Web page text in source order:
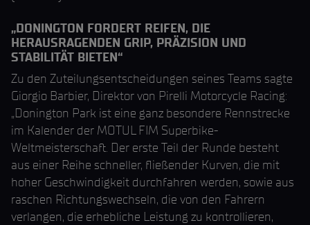
„DONINGTON FORDERT REIFEN, DIE
HERAUSRAGENDEN GRIP, PRÄZISION UND
STABILITÄT BIETEN“
Zu den Zuteilungsentscheidungen seines Teams sagte
Giorgio Barbier, Direktor von Pirelli Motorcycle Racing:
„Donington Park ist eine ganz besondere Rennstrecke
im Kalender der MOTUL FIM Superbike-
Weltmeisterschaft. Der erste Teil der Runde besteht
aus einer Reihe schneller, fließender Kurven, die mit
hoher Geschwindigkeit durchfahren werden, sowie aus
raschen Richtungswechseln, die von den Fahrern
verlangen, die erhebliche Leistung zu kontrollieren,